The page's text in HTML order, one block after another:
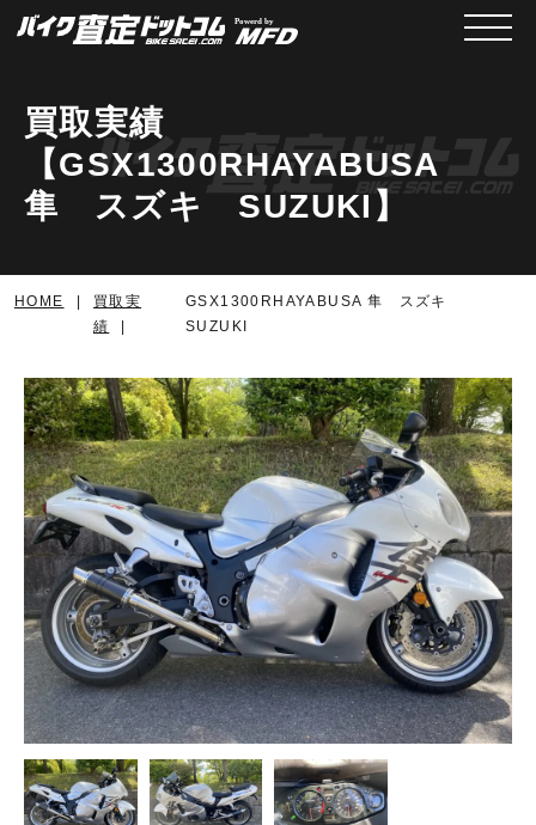
メニ
買取実績
【GSX1300RHAYABUSA
隼 スズキ SUZUKI】
HOME
買取実
績
GSX1300RHAYABUSA 隼 スズキ
SUZUKI